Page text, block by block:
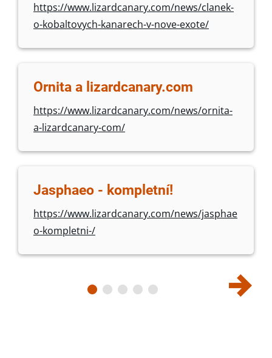
https://www.lizardcanary.com/news/clanek-
o-kobaltovych-kanarech-v-nove-exote/
Ornita a lizardcanary.com
https://www.lizardcanary.com/news/ornita-
a-lizardcanary-com/
Jasphaeo - kompletní!
https://www.lizardcanary.com/news/jasphae
o-kompletni-/